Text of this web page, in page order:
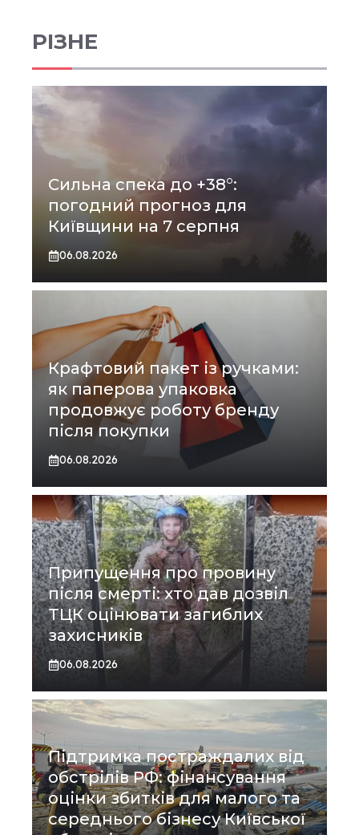
РІЗНЕ
Сильна спека до +38°:
погодний прогноз для
Київщини на 7 серпня
06.08.2026
Крафтовий пакет із ручками:
як паперова упаковка
продовжує роботу бренду
після покупки
06.08.2026
Припущення про провину
після смерті: хто дав дозвіл
ТЦК оцінювати загиблих
захисників
06.08.2026
Підтримка постраждалих від
обстрілів РФ: фінансування
оцінки збитків для малого та
середнього бізнесу Київської